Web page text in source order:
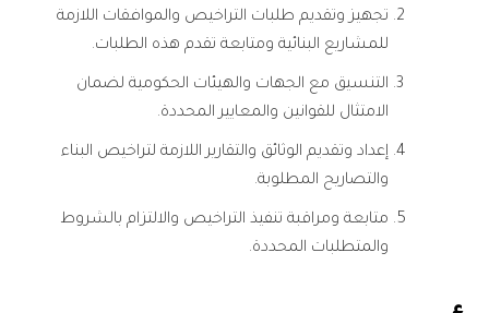
تجهيز وتقديم طلبات التراخيص والموافقات اللازمة
للمشاريع البنائية ومتابعة تقدم هذه الطلبات.
التنسيق مع الجهات والهيئات الحكومية لضمان
الامتثال للقوانين والمعايير المحددة.
إعداد وتقديم الوثائق والتقارير اللازمة لتراخيص البناء
والتصاريح المطلوبة.
متابعة ومراقبة تنفيذ التراخيص والالتزام بالشروط
والمتطلبات المحددة.